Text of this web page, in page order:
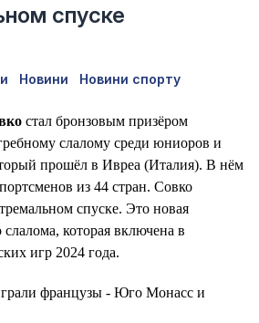
спуске
Новини Новини спорту
стал бронзовым призёром
слалому среди юниоров и
прошёл в Ивреа (Италия). В нём
из 44 стран. Совко
спуске. Это новая
которая включена в
игр 2024 года.
французы - Юго Монасс и